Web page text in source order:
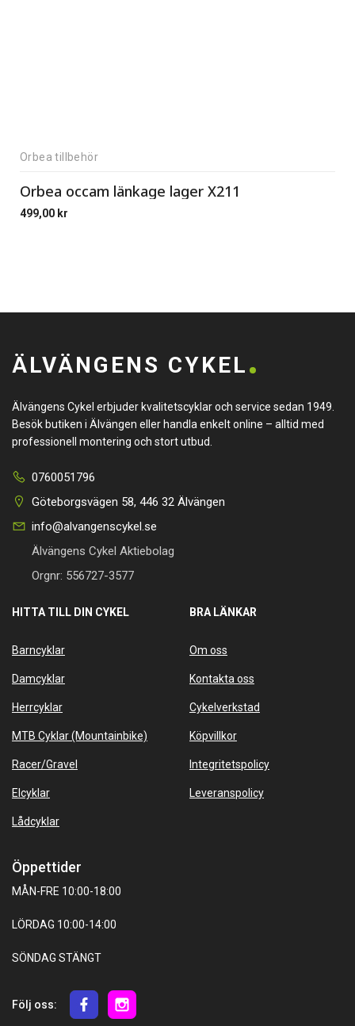
Orbea tillbehör
Orbea occam länkage lager X211
499,00 kr
ÄLVÄNGENS CYKEL
Älvängens Cykel erbjuder kvalitetscyklar och service sedan 1949.
Besök butiken i Älvängen eller handla enkelt online – alltid med
professionell montering och stort utbud.
0760051796
Göteborgsvägen 58, 446 32 Älvängen
info@alvangenscykel.se
Älvängens Cykel Aktiebolag
Orgnr: 556727-3577
HITTA TILL DIN CYKEL
Barncyklar
Damcyklar
Herrcyklar
MTB Cyklar (Mountainbike)
Racer/Gravel
Elcyklar
Lådcyklar
BRA LÄNKAR
Om oss
Kontakta oss
Cykelverkstad
Köpvillkor
Integritetspolicy
Leveranspolicy
Öppettider
MÅN-FRE 10:00-18:00
LÖRDAG 10:00-14:00
SÖNDAG STÄNGT
Följ oss: